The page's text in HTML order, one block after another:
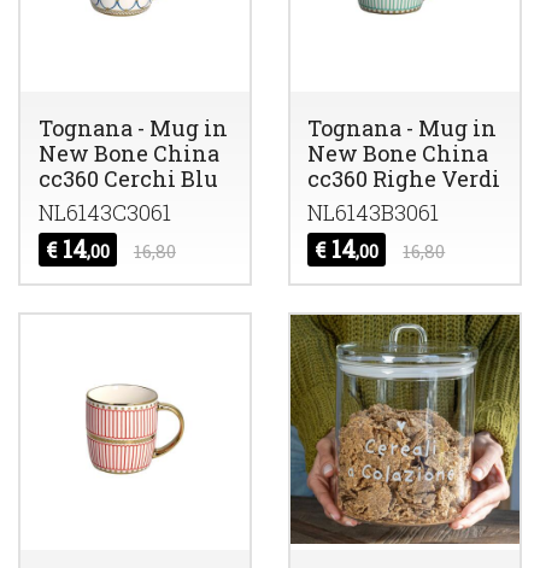
Tognana - Mug in
New Bone China
cc360 Cerchi Blu
NL6143C3061
€ 14,00 16,80
Tognana - Mug in
New Bone China
cc360 Righe Verdi
NL6143B3061
€ 14,00 16,80